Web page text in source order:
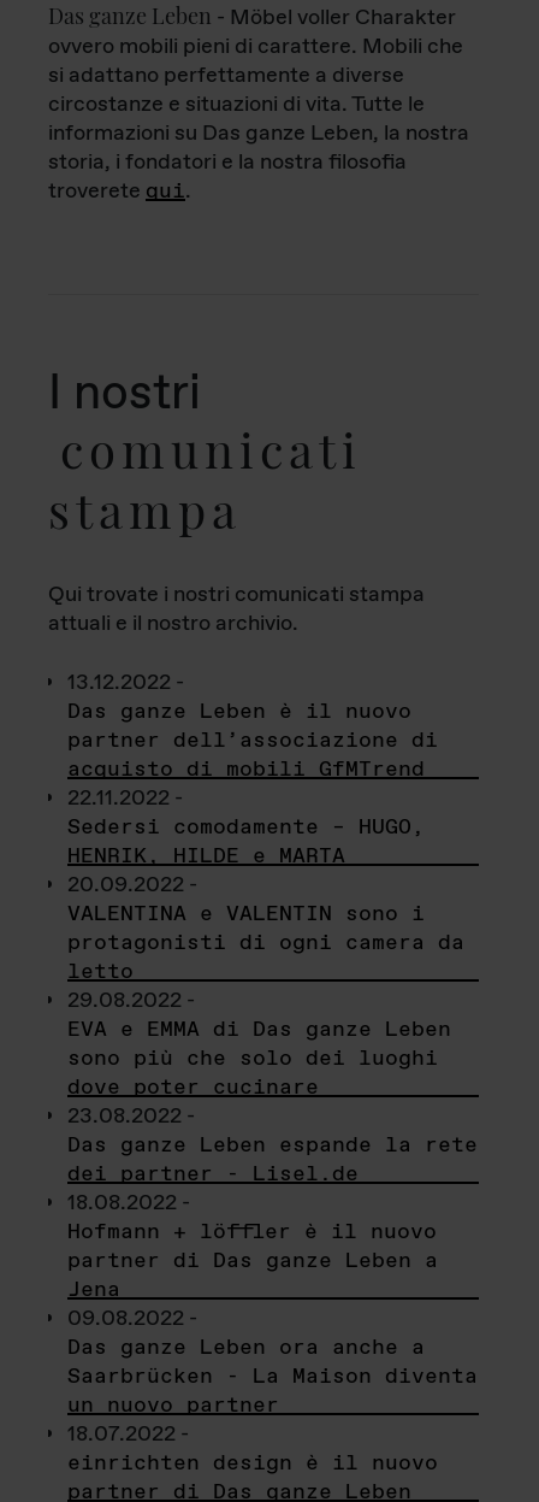
Das ganze Leben - Möbel voller Charakter
ovvero mobili pieni di carattere. Mobili che
si adattano perfettamente a diverse
circostanze e situazioni di vita. Tutte le
informazioni su Das ganze Leben, la nostra
storia, i fondatori e la nostra filosofia
troverete qui.
I nostri
comunicati
stampa
Qui trovate i nostri comunicati stampa
attuali e il nostro archivio.
13.12.2022 -
Das ganze Leben è il nuovo
partner dell’associazione di
acquisto di mobili GfMTrend
22.11.2022 -
Sedersi comodamente – HUGO,
HENRIK, HILDE e MARTA
20.09.2022 -
VALENTINA e VALENTIN sono i
protagonisti di ogni camera da
letto
29.08.2022 -
EVA e EMMA di Das ganze Leben
sono più che solo dei luoghi
dove poter cucinare
23.08.2022 -
Das ganze Leben espande la rete
dei partner - Lisel.de
18.08.2022 -
Hofmann + löffler è il nuovo
partner di Das ganze Leben a
Jena
09.08.2022 -
Das ganze Leben ora anche a
Saarbrücken - La Maison diventa
un nuovo partner
18.07.2022 -
einrichten design è il nuovo
partner di Das ganze Leben